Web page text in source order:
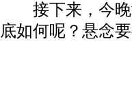
接下来，今晚
底如何呢？悬念